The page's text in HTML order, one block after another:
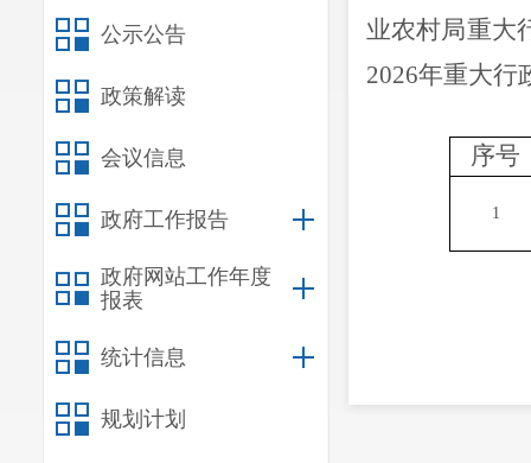
公示公告
政策解读
会议信息
政府工作报告
政府网站工作年度
报表
统计信息
规划计划
业农村局重大
2026年重大行
序号
1